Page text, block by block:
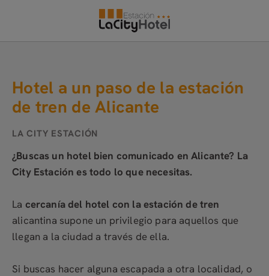
Hotel a un paso de la estación
de tren de Alicante
¿Buscas un hotel bien comunicado en Alicante? La
City Estación es todo lo que necesitas.
La cercanía del hotel con la estación de tren
alicantina supone un privilegio para aquellos que
llegan a la ciudad a través de ella.
Si buscas hacer alguna escapada a otra localidad, o